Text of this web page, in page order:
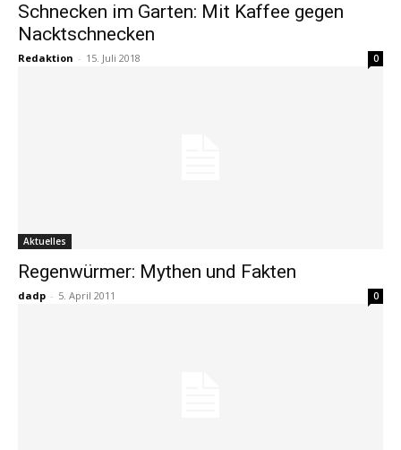
Schnecken im Garten: Mit Kaffee gegen
Nacktschnecken
Redaktion - 15. Juli 2018 0
Aktuelles
Regenwürmer: Mythen und Fakten
dadp - 5. April 2011 0